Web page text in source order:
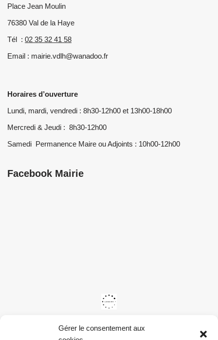
Gérer le consentement aux
Place Jean Moulin
76380 Val de la Haye
Tél : 02 35 32 41 58
Email : mairie.vdlh@wanadoo.fr
Horaires d’ouverture
Lundi, mardi, vendredi : 8h30-12h00 et 13h00-18h00
Mercredi & Jeudi : 8h30-12h00
Samedi Permanence Maire ou Adjoints : 10h00-12h00
Facebook Mairie